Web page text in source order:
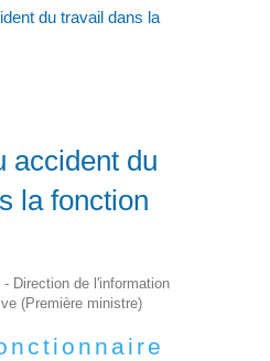
du travail dans la
accident du
la fonction
Direction de l'information
(Première ministre)